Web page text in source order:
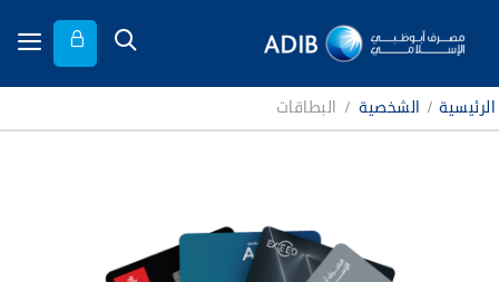
الرئيسية / الشخصية / البطاقات